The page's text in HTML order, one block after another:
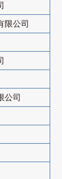
限公司
公司